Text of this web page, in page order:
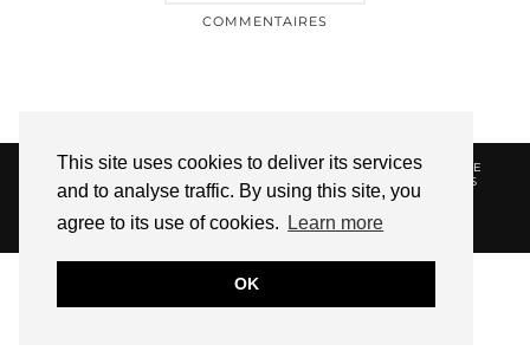
This site uses cookies to deliver its services
and to analyse traffic. By using this site, you
agree to its use of cookies.
Learn more
OK
COMMENTAIRES
© 2026HELLOTITOUNE CONTACT
POLITIQUE DE
CONFIDENTIALITÉ
VUE DANS LA PRESSE
LIENS
AFFILIES
WEBSITE DESIGN BYpipdig